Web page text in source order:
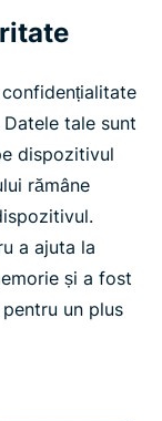
tale sunt
dispozitivul
rămâne
a ajuta la
și a fost
un plus